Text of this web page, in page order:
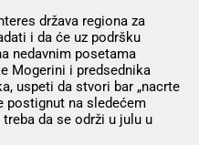
država regiona za
i da će uz podršku
nedavnim posetama
Mogerini i predsednika
uspeti da stvori bar „nacrte
postignut na sledećem
da se održi u julu u